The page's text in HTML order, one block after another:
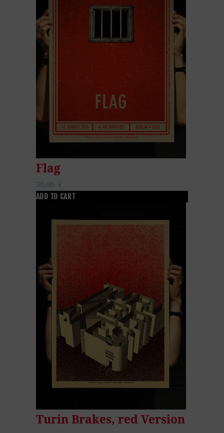
Flag
30,00 €
ADD TO CART
Turin Brakes, red Version